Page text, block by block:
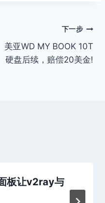
下一步
美亚WD MY BOOK 10T
硬盘后续，赔偿20美金!
板让v2ray与